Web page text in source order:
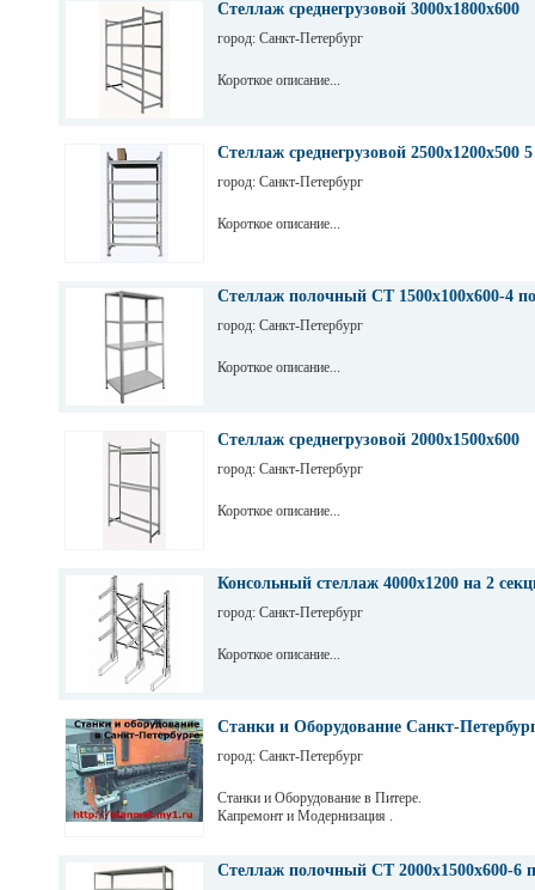
Стеллаж среднегрузовой 3000х1800х600
город: Санкт-Петербург
Короткое описание...
Стеллаж среднегрузовой 2500х1200х500
город: Санкт-Петербург
Короткое описание...
Стеллаж полочный СТ 1500х100х600-4
город: Санкт-Петербург
Короткое описание...
Стеллаж среднегрузовой 2000х1500х600
город: Санкт-Петербург
Короткое описание...
Консольный стеллаж 4000х1200 на 2
город: Санкт-Петербург
Короткое описание...
Станки и Оборудование Санкт-
город: Санкт-Петербург
Станки и Оборудование в Питере.
Капремонт и Модернизация .
Стеллаж полочный СТ 2000х1500х600-6